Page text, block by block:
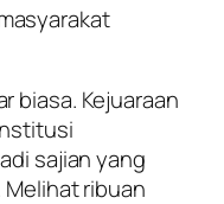
biasa. Kejuaraan
sajian yang
Melihat ribuan